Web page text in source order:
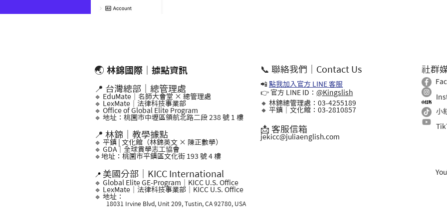
🌏 林錦國際｜據點資訊
📍 台灣總部｜總管理處
🔹 EduMate｜名師大會堂 × 總管理處
🔹 LexMate｜法律科技事業部
🔹 Office of Global Elite Program
🔹 地址：桃園市中壢區領航北路二段 238 號 1 樓
📍 林錦｜教學據點
🔹 平鎮 | 文化館（林錦英文 × 陳正數學）
🔹 GDA｜全球貢學志工協會
🔹地址：桃園市平鎮區文化街 193 號 4 樓
📍 美國分部｜KICC International
🔹 Global Elite GE-Program｜KICC U.S. Office
🔹 LexMate｜法律科技事業部｜KICC U.S. Office
🔹 地址：
18031 Irvine Blvd, Unit 209, Tustin, CA 92780, USA
📞 聯絡我們｜Contact Us
📲 點我加入官方 LINE 客服
👉 官方 LINE ID：@Kingslish
🔸 林錦總管理處：03-4255189
🔸 平鎮｜文化館：03-2810857
📩 客服信箱
jekicc@juliaenglish.com
社群
小